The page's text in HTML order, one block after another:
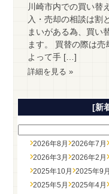
川崎市内での買い替
入・売却の相談は割
まいがある為、買い
ます。 買替の際は
よって手 […]
詳細を見る »
[新
2026年8月 2026年7月
2026年3月 2026年2月
2025年10月 2025年9
2025年5月 2025年4月